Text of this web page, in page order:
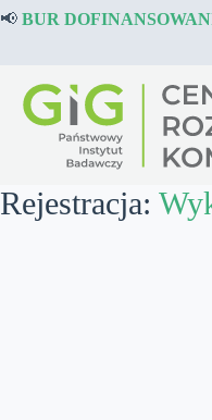
Przejdź
do
📢 BUR
Rejestracja: